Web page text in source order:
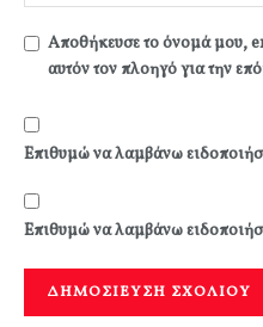
Αποθήκευσε το όνομά μου,
αυτόν τον πλοηγό για την
Επιθυμώ να λαμβάνω
Επιθυμώ να λαμβάνω